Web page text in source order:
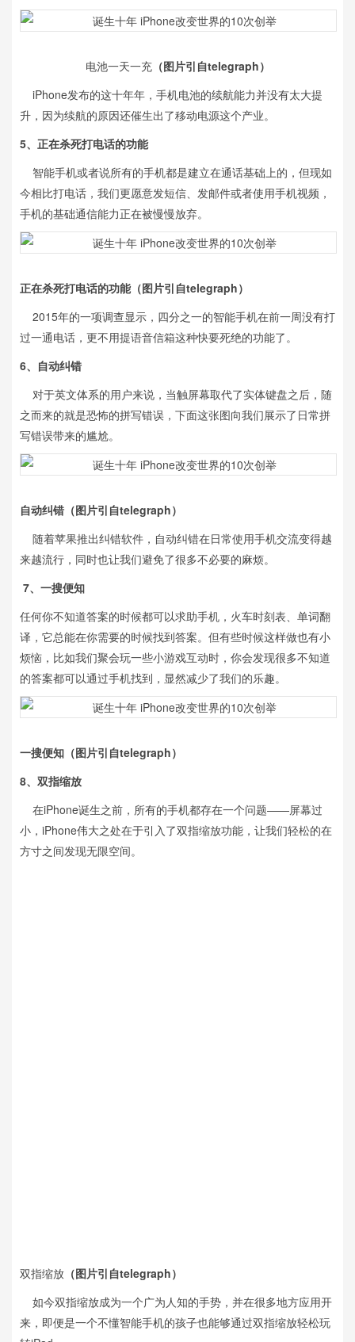
电池一天一充（图片引自telegraph）
iPhone发布的这十年年，手机电池的续航能力并没有太大提
升，因为续航的原因还催生出了移动电源这个产业。
5、正在杀死打电话的功能
智能手机或者说所有的手机都是建立在通话基础上的，但现如
今相比打电话，我们更愿意发短信、发邮件或者使用手机视频，
手机的基础通信能力正在被慢慢放弃。
正在杀死打电话的功能（图片引自telegraph）
2015年的一项调查显示，四分之一的智能手机在前一周没有打
过一通电话，更不用提语音信箱这种快要死绝的功能了。
6、自动纠错
对于英文体系的用户来说，当触屏幕取代了实体键盘之后，随
之而来的就是恐怖的拼写错误，下面这张图向我们展示了日常拼
写错误带来的尴尬。
自动纠错 （图片引自telegraph）
随着苹果推出纠错软件，自动纠错在日常使用手机交流变得越
来越流行，同时也让我们避免了很多不必要的麻烦。
7、一搜便知
任何你不知道答案的时候都可以求助手机，火车时刻表、单词翻
译，它总能在你需要的时候找到答案。但有些时候这样做也有小
烦恼，比如我们聚会玩一些小游戏互动时，你会发现很多不知道
的答案都可以通过手机找到，显然减少了我们的乐趣。
一搜便知 （图片引自telegraph）
8、双指缩放
在iPhone诞生之前，所有的手机都存在一个问题——屏幕过
小，iPhone伟大之处在于引入了双指缩放功能，让我们轻松的在
方寸之间发现无限空间。
双指缩放 （图片引自telegraph）
如今双指缩放成为一个广为人知的手势，并在很多地方应用开
来，即便是一个不懂智能手机的孩子也能够通过双指缩放轻松玩